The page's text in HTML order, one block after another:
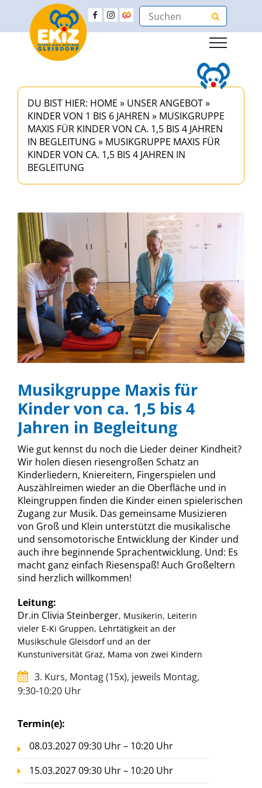
DU BIST HIER: HOME » UNSER ANGEBOT»
KINDER VON 1 BIS 6 JAHREN » MUSIKGRUPPE
MAXIS FÜR KINDER VON CA. 1,5 BIS 4 JAHREN
IN BEGLEITUNG » MUSIKGRUPPE MAXIS FÜR
KINDER VON CA. 1,5 BIS 4 JAHREN IN
BEGLEITUNG
Musikgruppe Maxis für
Kinder von ca. 1,5 bis 4
Jahren in Begleitung
Wie gut kennst du noch die Lieder deiner Kindheit?
Wir holen diesen riesengroßen Schatz an
Kinderliedern, Kniereitern, Fingerspielen und
Auszählreimen wieder an die Oberfläche und in
Kleingruppen finden die Kinder einen spielerischen
Zugang zur Musik. Das gemeinsame Musizieren
von Groß und Klein unterstützt die musikalische
und sensomotorische Entwicklung der Kinder und
auch ihre beginnende Sprachentwicklung. Und: Es
macht ganz einfach Riesenspaß! Auch Großeltern
sind herzlich willkommen!
Leitung:
Dr.in Clivia Steinberger, Musikerin, Leiterin
vieler E-Ki Gruppen, Lehrtätigkeit an der
Musikschule Gleisdorf und an der
Kunstuniversität Graz, Mama von zwei Kindern
3. Kurs, Montag (15x), jeweils Montag,
9:30-10:20 Uhr
Termin(e):
08.03.2027 09:30 Uhr – 10:20 Uhr
15.03.2027 09:30 Uhr – 10:20 Uhr